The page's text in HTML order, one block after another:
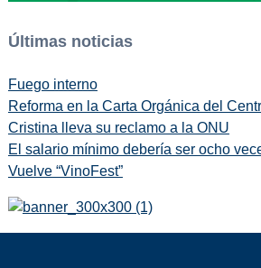
Últimas noticias
Fuego interno
Reforma en la Carta Orgánica del
Cristina lleva su reclamo a la ONU
El salario mínimo debería ser ocho
Vuelve “VinoFest”